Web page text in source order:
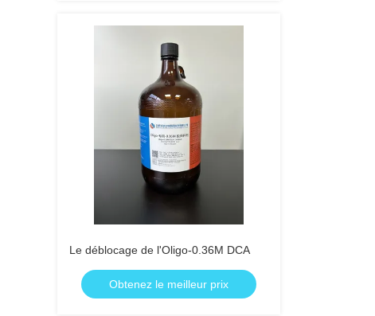
Le déblocage de l'Oligo-0.36M DCA
Obtenez le meilleur prix